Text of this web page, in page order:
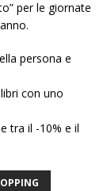
per le giornate
persona e
con uno
tra il -10% e il